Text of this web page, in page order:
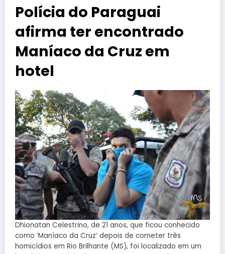
Polícia do Paraguai
afirma ter encontrado
Maníaco da Cruz em
hotel
Dhionatan Celestrino, de 21 anos, que ficou conhecido
como ‘Maníaco da Cruz’ depois de cometer três
homicídios em Rio Brilhante (MS), foi localizado em um